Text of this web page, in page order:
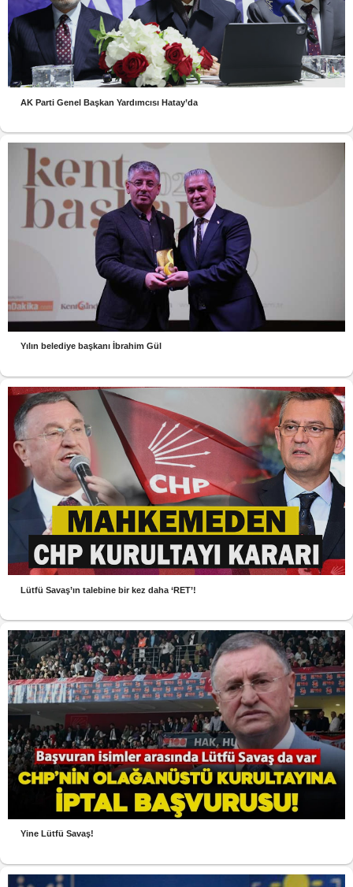
AK Parti Genel Başkan Yardımcısı Hatay’da
Yılın belediye başkanı İbrahim Gül
Lütfü Savaş’ın talebine bir kez daha ‘RET’!
Yine Lütfü Savaş!